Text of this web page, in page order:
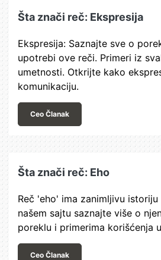
Šta znači reč: Ekspresija
Ekspresija: Saznajte sve o
upotrebi ove reči. Primeri iz
umetnosti. Otkrijte kako
komunikaciju.
Ceo Članak
Šta znači reč: Eho
Reč 'eho' ima zanimljivu istoriju
našem sajtu saznajte više o
poreklu i primerima korišćenja
Ceo Članak